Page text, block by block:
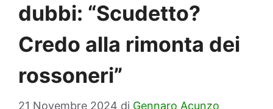
dubbi: “Scudetto?
Credo alla rimonta dei
rossoneri”
21 Novembre 2024 di Gennaro Acunzo